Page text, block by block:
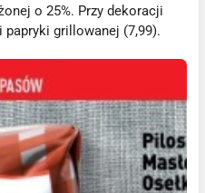
o 25%. Przy dekoracji
grillowanej (7,99).